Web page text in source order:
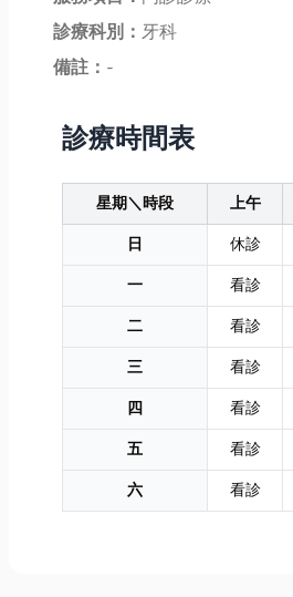
診療科別： 牙科
備註： -
診療時間表
星期＼時段 上午
日
休診
一
看診
二
看診
三
看診
四
看診
五
看診
六
看診